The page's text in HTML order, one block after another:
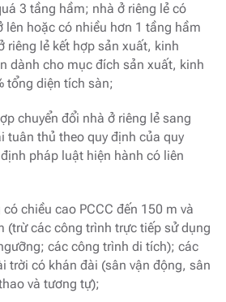
3 tầng hầm; nhà ở riêng lẻ có
lên hoặc có nhiều hơn 1 tầng hầm
riêng lẻ kết hợp sản xuất, kinh
dành cho mục đích sản xuất, kinh
tổng diện tích sàn;
chuyển đổi nhà ở riêng lẻ sang
tuân thủ theo quy định của quy
pháp luật hiện hành có liên
chiều cao PCCC đến 150 m và
(trừ các công trình trực tiếp sử dụng
các công trình di tích); các
trời có khán đài (sân vận động, sân
và tương tự);